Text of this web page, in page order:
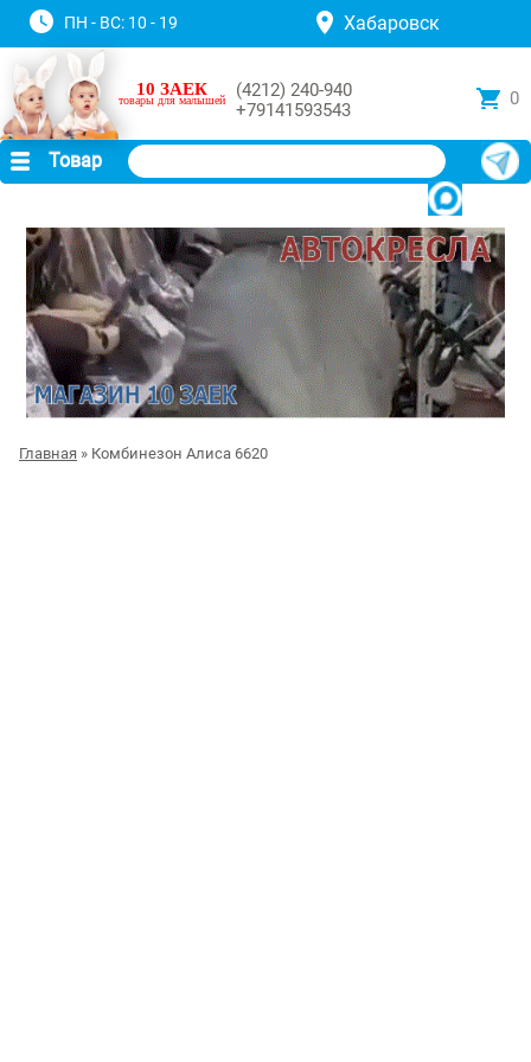
ПН - ВС: 10 - 19 Хабаровск
10 ЗАЕК
товары для малышей
(4212) 240-940
+79141593543
0
Товар
Главная » Комбинезон Алиса 6620